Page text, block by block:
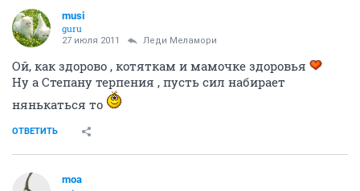
musi
guru
27 июля 2011 Леди Меламори
Ой, как здорово , котяткам и мамочке здоровья
Ну а Степану терпения , пусть сил набирает
нянькаться то
ОТВЕТИТЬ
moa